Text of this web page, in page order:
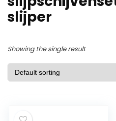
slijper
Showing the single result